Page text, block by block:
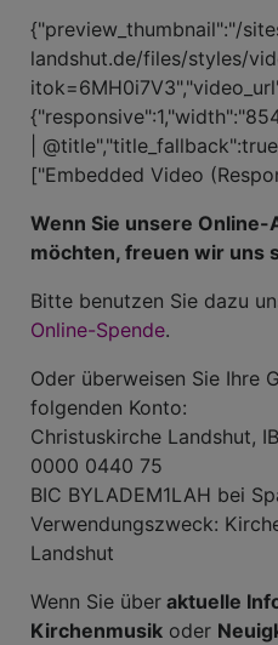
{"preview_thumbnail":"/
landshut.de/files/styles/
|
["Embedded Video
Wenn Sie unsere
möchten, freuen wir uns
Bitte benutzen Sie dazu
Online-Spende.
Oder überweisen Sie Ihre
folgenden Konto:
Christuskirche Landshut,
0000 0440 75
BIC BYLADEM1LAH bei
Verwendungszweck:
Landshut
Wenn Sie über aktuelle
Kirchenmusik oder